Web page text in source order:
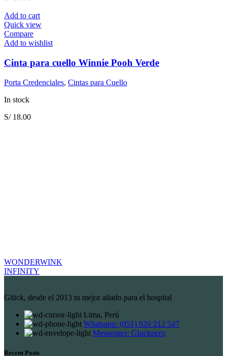
Add to cart
Quick view
Compare
Add to wishlist
Cinta para cuello Winnie Pooh Verde
Porta Credenciales, Cintas para Cuello
In stock
S/18.00
WONDERWINK
INFINITY
Glück, desde el 2013 tu mejor aliado para el hospital
Lima, Perú
Whatsapp: (051) 920 212 547
Messenger: Gluckperu
Recent Posts